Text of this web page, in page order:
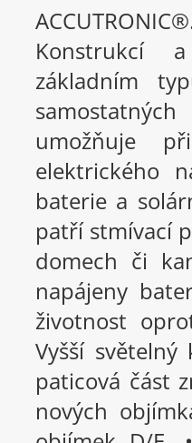
Konstrukcí
základním
umožňuje
elektrického
baterie a
patří stmívací
domech či
napájeny
životnost
Vyšší
paticová část
nových